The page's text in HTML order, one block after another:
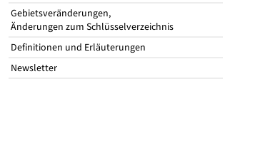
Gebietsveränderungen,
Änderungen zum Schlüsselverzeichnis
Definitionen und Erläuterungen
Newsletter